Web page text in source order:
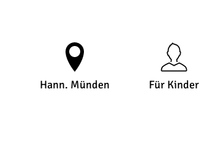
Hann. Münden Für Kinder